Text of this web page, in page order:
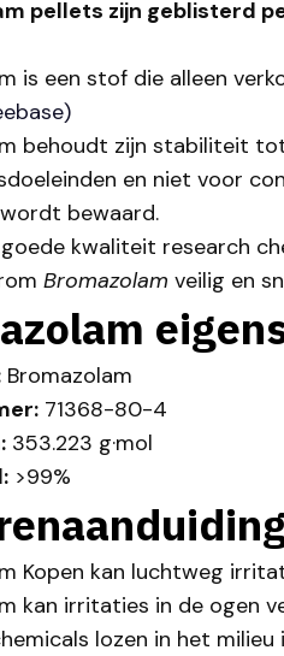
pellets zijn geblisterd
is een stof die alleen
behoudt zijn stabiliteit
en niet voor
bewaard.
kwaliteit research
Bromazolam veilig en
Bromazolam
71368-80-4
353.223 g·mol
>99%
Kopen kan luchtweg
kan irritaties in de ogen
lozen in het milieu